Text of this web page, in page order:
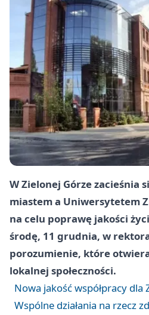
W Zielonej Górze zacieśnia
miastem a Uniwersytetem
na celu poprawę jakości
środę, 11 grudnia, w
porozumienie, które
lokalnej społeczności.
Nowa jakość współpracy dla
Wspólne działania na rzecz